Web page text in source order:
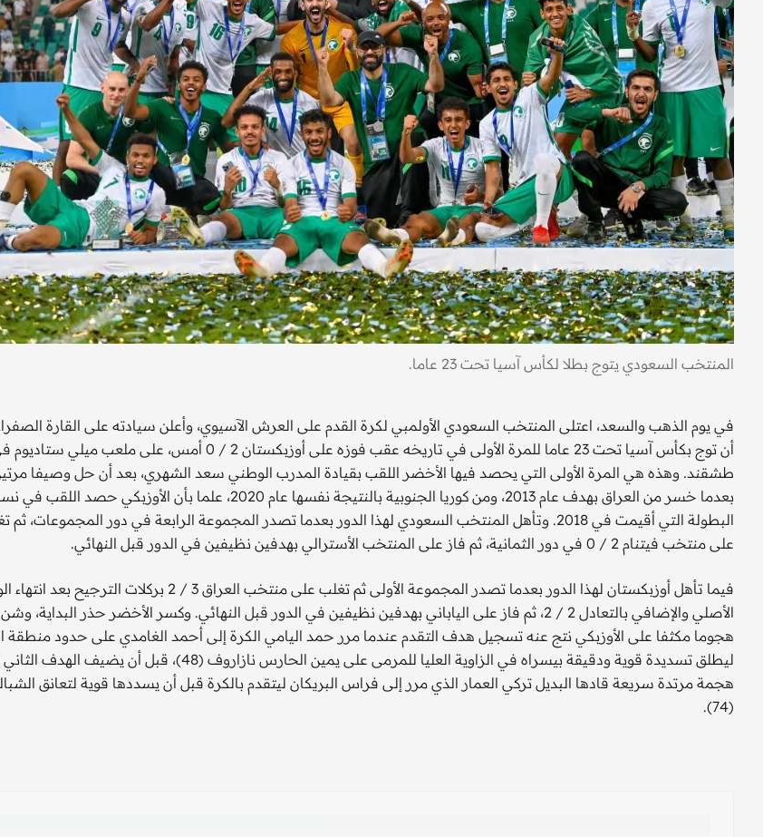
المنتخب السعودي يتوج بطلا لكأس آسيا تحت 23 عاما.
في يوم الذهب والسعد، اعتلى المنتخب السعودي الأولمبي لكرة القدم على العرش الآسيوي، وأعلن سيادته على القارة
أن توج بكأس آسيا تحت 23 عاما للمرة الأولى في تاريخه عقب فوزه على أوزبكستان 2 / 0 أمس، على ملعب ميلي
طشقند. وهذه هي المرة الأولى التي يحصد فيها الأخضر اللقب بقيادة المدرب الوطني سعد الشهري، بعد أن حل وصيفا
بعدما خسر من العراق بهدف عام 2013، ومن كوريا الجنوبية بالنتيجة نفسها عام 2020، علما بأن الأوزبكي حصد
البطولة التي أقيمت في 2018. وتأهل المنتخب السعودي لهذا الدور بعدما تصدر المجموعة الرابعة في دور المجموعات، ثم
على منتخب فيتنام 2 / 0 في دور الثمانية، ثم فاز على المنتخب الأسترالي بهدفين نظيفين في الدور قبل النهائي.
فيما تأهل أوزبكستان لهذا الدور بعدما تصدر المجموعة الأولى ثم تغلب على منتخب العراق 3 / 2 بركلات
الأصلي والإضافي بالتعادل 2 / 2، ثم فاز على الياباني بهدفين نظيفين في الدور قبل النهائي. وكسر الأخضر حذر البداية، وشن
هجوما مكثفا على الأوزبكي نتج عنه تسجيل هدف التقدم عندما مرر حمد اليامي الكرة إلى أحمد الغامدي على حدود منطقة
ليطلق تسديدة قوية ودقيقة بيسراه في الزاوية العليا للمرمى على يمين الحارس نازاروف (48)، قبل أن يضيف الهدف
هجمة مرتدة سريعة قادها البديل تركي العمار الذي مرر إلى فراس البريكان ليتقدم بالكرة قبل أن يسددها قوية لتعانق
(74).